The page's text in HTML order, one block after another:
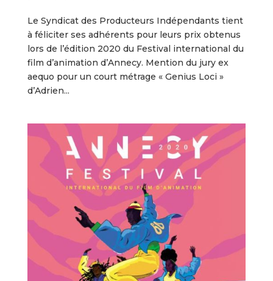
Le Syndicat des Producteurs Indépendants tient
à féliciter ses adhérents pour leurs prix obtenus
lors de l’édition 2020 du Festival international du
film d’animation d’Annecy. Mention du jury ex
aequo pour un court métrage « Genius Loci »
d’Adrien...